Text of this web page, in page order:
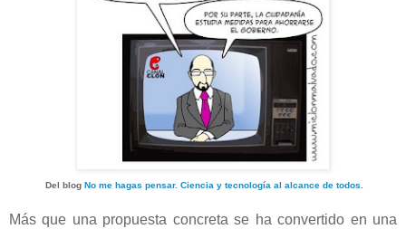
Del blog No me hagas pensar. Ciencia y tecnología al alcance de todos
Más que una propuesta concreta se ha convertido en una